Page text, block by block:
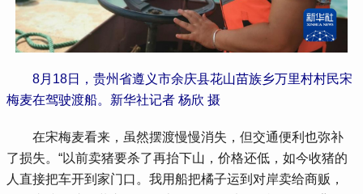
8月18日，贵州省遵义市余庆县花山苗族乡万里村村民宋
梅麦在驾驶渡船。新华社记者 杨欣 摄
在宋梅麦看来，虽然摆渡慢慢消失，但交通便利也弥补
了损失。“以前卖猪要杀了再抬下山，价格还低，如今收猪的
人直接把车开到家门口。我用船把橘子运到对岸卖给商贩，